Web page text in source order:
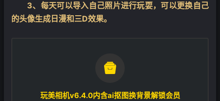
3、每天可以导入自己照片进行玩耍，可以更换自己
的头像生成日漫和三D效果。

玩美相机v6.4.0内含ai抠图换背景解锁会员